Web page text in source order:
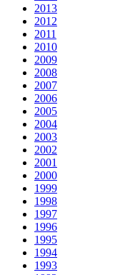
2013
2012
2011
2010
2009
2008
2007
2006
2005
2004
2003
2002
2001
2000
1999
1998
1997
1996
1995
1994
1993